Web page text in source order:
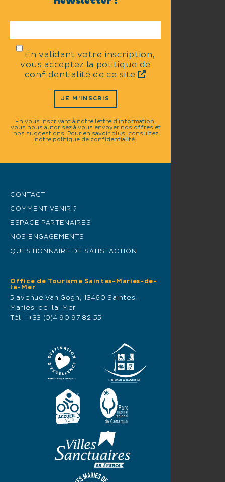
En validant votre inscription,
vous acceptez la politique de
confidentialité de ce site
JE M'INSCRIS
En vous inscrivant à notre lettre d'information,
vous nous autorisez à vous envoyer nos offres et
nos suggestions. Pour en savoir plus, consultez
notre politique de confidentialité.
CONTACT
COMMENT VENIR ?
ESPACE PARTENAIRES
NOS ENGAGEMENTS
QUESTIONNAIRE DE SATISFACTION
Office de Tourisme Saintes-Maries-de-
la-Mer
5 avenue Van Gogh, 13460 Saintes-
Maries-de-la-Mer
Tél. : +33 (0)4 90 97 82 55